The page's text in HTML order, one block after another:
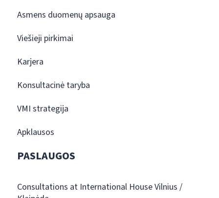
Asmens duomenų apsauga
Viešieji pirkimai
Karjera
Konsultacinė taryba
VMI strategija
Apklausos
PASLAUGOS
Consultations at International House Vilnius /